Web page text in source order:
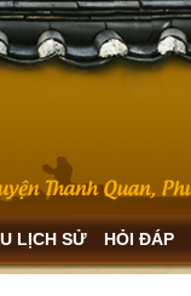
LỊCH SỬ HỎI ĐÁP